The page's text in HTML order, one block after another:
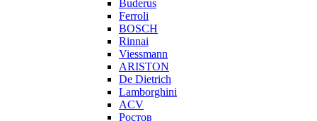
Buderus
Ferroli
BOSCH
Rinnai
Viessmann
ARISTON
De Dietrich
Lamborghini
ACV
Ростов